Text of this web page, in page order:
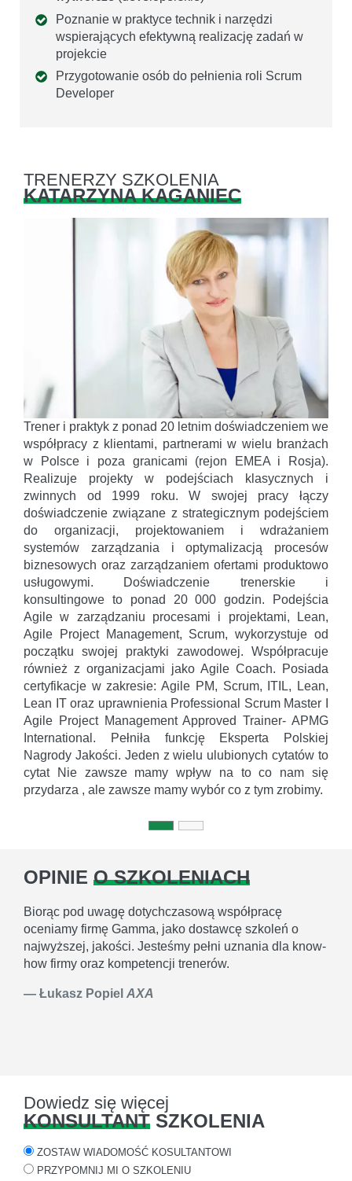
Poznanie w praktyce technik i narzędzi
wspierających efektywną realizację zadań w
projekcie
Przygotowanie osób do pełnienia roli Scrum
Developer
TRENERZY SZKOLENIA
KATARZYNA KAGANIEC
Trener i praktyk z ponad 20 letnim doświadczeniem we
współpracy z klientami, partnerami w wielu branżach
w Polsce i poza granicami (rejon EMEA i Rosja).
Realizuje projekty w podejściach klasycznych i
zwinnych od 1999 roku. W swojej pracy łączy
doświadczenie związane z strategicznym podejściem
do organizacji, projektowaniem i wdrażaniem
systemów zarządzania i optymalizacją procesów
biznesowych oraz zarządzaniem ofertami produktowo
usługowymi. Doświadczenie trenerskie i
konsultingowe to ponad 20 000 godzin. Podejścia
Agile w zarządzaniu procesami i projektami, Lean,
Agile Project Management, Scrum, wykorzystuje od
początku swojej praktyki zawodowej. Współpracuje
również z organizacjami jako Agile Coach. Posiada
certyfikacje w zakresie: Agile PM, Scrum, ITIL, Lean,
Lean IT oraz uprawnienia Professional Scrum Master I
Agile Project Management Approved Trainer- APMG
International. Pełniła funkcję Eksperta Polskiej
Nagrody Jakości. Jeden z wielu ulubionych cytatów to
cytat Nie zawsze mamy wpływ na to co nam się
przydarza , ale zawsze mamy wybór co z tym zrobimy.
OPINIE O SZKOLENIACH
Biorąc pod uwagę dotychczasową współpracę
oceniamy firmę Gamma, jako dostawcę szkoleń o
najwyższej, jakości. Jesteśmy pełni uznania dla know-
how firmy oraz kompetencji trenerów.
Łukasz Popiel AXA
Dowiedz się więcej
KONSULTANT SZKOLENIA
ZOSTAW WIADOMOŚĆ KOSULTANTOWI
PRZYPOMNIJ MI O SZKOLENIU